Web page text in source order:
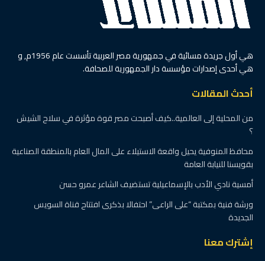
هي أول جريدة مسائية في جمهورية مصر العربية تأسست عام 1956م, و
هي أحدى إصدارات مؤسسة دار الجمهورية للصحافة.
أحدث المقالات
من المحلية إلى العالمية..كيف أصبحت مصر قوة مؤثرة في سلاح الشيش
؟
محافظ المنوفية يحيل واقعة الاستيلاء على المال العام بالمنطقة الصناعية
بقويسنا للنيابة العامة
أمسية نادي الأدب بالإسماعيلية تستضيف الشاعر عمرو حسن
ورشة فنية بمكتبة “على الراعى” احتفالا بذكرى افتتاح قناة السويس
الجديدة
إشترك معنا